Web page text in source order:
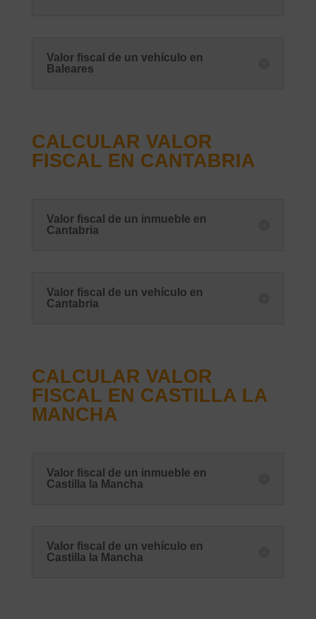
Valor fiscal de un vehículo en
Baleares
CALCULAR VALOR
FISCAL EN CANTABRIA
Valor fiscal de un inmueble en
Cantabria
Valor fiscal de un vehículo en
Cantabria
CALCULAR VALOR
FISCAL EN CASTILLA LA
MANCHA
Valor fiscal de un inmueble en
Castilla la Mancha
Valor fiscal de un vehículo en
Castilla la Mancha